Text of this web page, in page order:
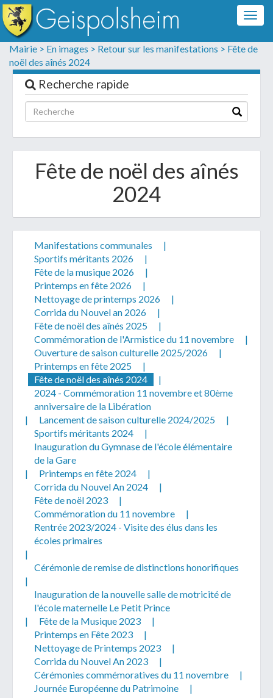
Mairie > En images > Retour sur les manifestations > Fête de
noël des aînés 2024
Recherche rapide
Fête de noël des aînés
2024
Manifestations communales
|
Sportifs méritants 2026
|
Fête de la musique 2026
|
Printemps en fête 2026
|
Nettoyage de printemps 2026
|
Corrida du Nouvel an 2026
|
Fête de noël des aînés 2025
|
Commémoration de l'Armistice du 11 novembre
|
Ouverture de saison culturelle 2025/2026
|
Printemps en fête 2025
|
Fête de noël des aînés 2024
|
2024 - Commémoration 11 novembre et 80ème
anniversaire de la Libération
|
Lancement de saison culturelle 2024/2025
|
Sportifs méritants 2024
|
Inauguration du Gymnase de l'école élémentaire
de la Gare
|
Printemps en fête 2024
|
Corrida du Nouvel An 2024
|
Fête de noël 2023
|
Commémoration du 11 novembre
|
Rentrée 2023/2024 - Visite des élus dans les
écoles primaires
|
Cérémonie de remise de distinctions honorifiques
|
Inauguration de la nouvelle salle de motricité de
l'école maternelle Le Petit Prince
|
Fête de la Musique 2023
|
Printemps en Fête 2023
|
Nettoyage de Printemps 2023
|
Corrida du Nouvel An 2023
|
Cérémonies commémoratives du 11 novembre
|
Journée Européenne du Patrimoine
|
Formulaire de contact
Les champs suivis d'un * sont obligatoires
Informations personnelles
Votre demande :
Télécharger votre fichier
Uniquement PDF (.pdf), JPEG (.jpeg / .jpg) ou
document WORD (.doc, .docx)
NON
En soumettant ce formulaire, j'accepte
que mes données personnelles soient traitées par la
Mairie de Geispolsheim.